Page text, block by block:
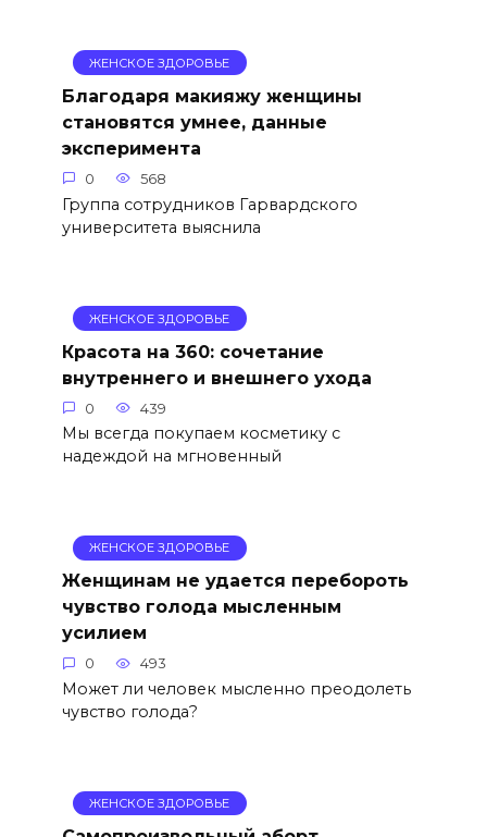
ЖЕНСКОЕ ЗДОРОВЬЕ
Благодаря макияжу женщины
становятся умнее, данные
эксперимента
0 568
Группа сотрудников Гарвардского
университета выяснила
ЖЕНСКОЕ ЗДОРОВЬЕ
Красота на 360: сочетание
внутреннего и внешнего ухода
0 439
Мы всегда покупаем косметику с
надеждой на мгновенный
ЖЕНСКОЕ ЗДОРОВЬЕ
Женщинам не удается перебороть
чувство голода мысленным
усилием
0 493
Может ли человек мысленно преодолеть
чувство голода?
ЖЕНСКОЕ ЗДОРОВЬЕ